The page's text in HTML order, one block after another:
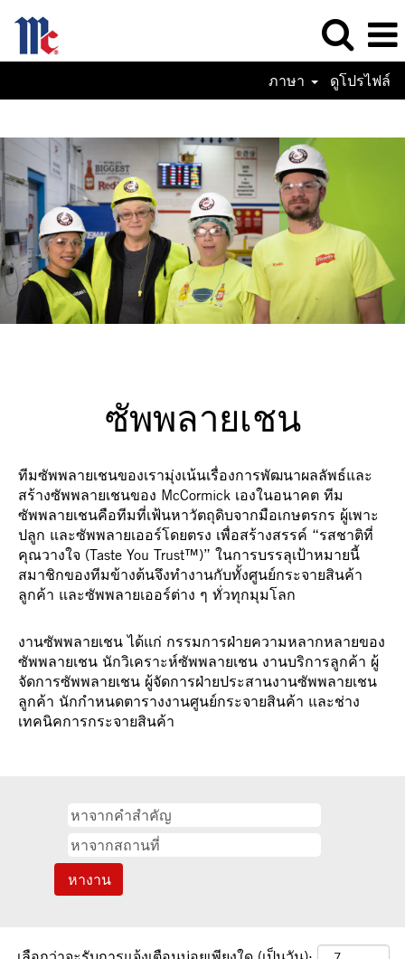
ภาษา ดูโปรไฟล์
Jobs-
TH
ซัพพลายเชน
ทีมซัพพลายเชนของเรามุ่งเน้นเรื่องการพัฒนาผลลัพธ์และ
สร้างซัพพลายเชนของ McCormick เองในอนาคต ทีม
ซัพพลายเชนคือทีมที่เฟ้นหาวัตถุดิบจากมือเกษตรกร ผู้เพาะ
ปลูก และซัพพลายเออร์โดยตรง เพื่อสร้างสรรค์ “รสชาติที่
คุณวางใจ (Taste You Trust™)” ในการบรรลุเป้าหมายนี้
สมาชิกของทีมข้างต้นจึงทำงานกับทั้งศูนย์กระจายสินค้า
ลูกค้า และซัพพลายเออร์ต่าง ๆ ทั่วทุกมุมโลก
งานซัพพลายเชน ได้แก่ กรรมการฝ่ายความหลากหลายของ
ซัพพลายเชน นักวิเคราะห์ซัพพลายเชน งานบริการลูกค้า ผู้
จัดการซัพพลายเชน ผู้จัดการฝ่ายประสานงานซัพพลายเชน
ลูกค้า นักกำหนดตารางงานศูนย์กระจายสินค้า และช่าง
เทคนิคการกระจายสินค้า